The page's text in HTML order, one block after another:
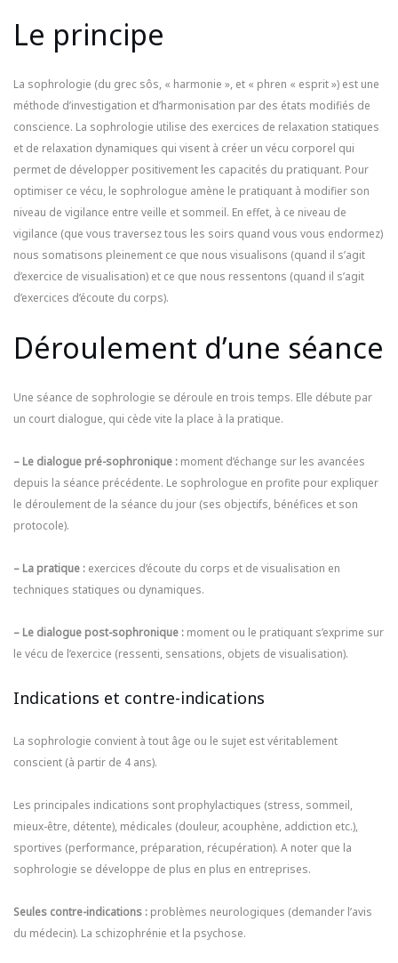
Le principe
La sophrologie (du grec sôs, « harmonie », et « phren « esprit ») est une
méthode d’investigation et d’harmonisation par des états modifiés de
conscience. La sophrologie utilise des exercices de relaxation statiques
et de relaxation dynamiques qui visent à créer un vécu corporel qui
permet de développer positivement les capacités du pratiquant. Pour
optimiser ce vécu, le sophrologue amène le pratiquant à modifier son
niveau de vigilance entre veille et sommeil. En effet, à ce niveau de
vigilance (que vous traversez tous les soirs quand vous vous endormez)
nous somatisons pleinement ce que nous visualisons (quand il s’agit
d’exercice de visualisation) et ce que nous ressentons (quand il s’agit
d’exercices d’écoute du corps).
Déroulement d’une séance
Une séance de sophrologie se déroule en trois temps. Elle débute par
un court dialogue, qui cède vite la place à la pratique.
– Le dialogue pré-sophronique : moment d’échange sur les avancées
depuis la séance précédente. Le sophrologue en profite pour expliquer
le déroulement de la séance du jour (ses objectifs, bénéfices et son
protocole).
– La pratique : exercices d’écoute du corps et de visualisation en
techniques statiques ou dynamiques.
– Le dialogue post-sophronique : moment ou le pratiquant s’exprime sur
le vécu de l’exercice (ressenti, sensations, objets de visualisation).
Indications et contre-indications
La sophrologie convient à tout âge ou le sujet est véritablement
conscient (à partir de 4 ans).
Les principales indications sont prophylactiques (stress, sommeil,
mieux-être, détente), médicales (douleur, acouphène, addiction etc.),
sportives (performance, préparation, récupération). A noter que la
sophrologie se développe de plus en plus en entreprises.
Seules contre-indications : problèmes neurologiques (demander l’avis
du médecin). La schizophrénie et la psychose.